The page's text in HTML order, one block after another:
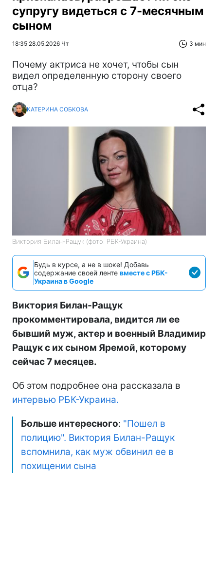
супругу видеться с 7-месячным
сыном
18:35 28.05.2026 Чт 3 мин
Почему актриса не хочет, чтобы сын
видел определенную сторону своего
отца?
КАТЕРИНА СОБКОВА
Виктория Билан-Ращук (фото: РБК-Украина)
Будь в курсе, а не в шоке! Добавь
содержание своей ленте вместе с РБК-
Украина в Google
Виктория Билан-Ращук
прокомментировала, видится ли ее
бывший муж, актер и военный Владимир
Ращук с их сыном Яремой, которому
сейчас 7 месяцев.
Об этом подробнее она рассказала в
интервью РБК-Украина.
Больше интересного: "Пошел в
полицию". Виктория Билан-Ращук
вспомнила, как муж обвинил ее в
похищении сына